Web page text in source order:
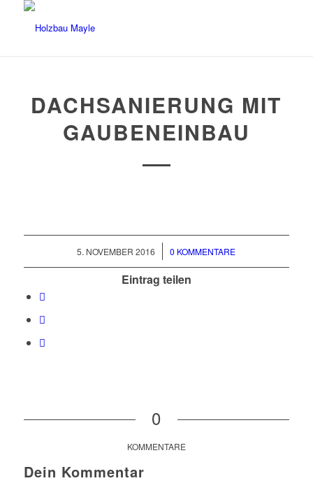
DACHSANIERUNG MIT
GAUBENEINBAU
5. NOVEMBER 2016
/ 0 KOMMENTARE
Eintrag teilen
0
KOMMENTARE
Dein Kommentar